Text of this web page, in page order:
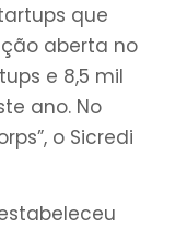
que
aberta no
e 8,5 mil
ano. No
o Sicredi